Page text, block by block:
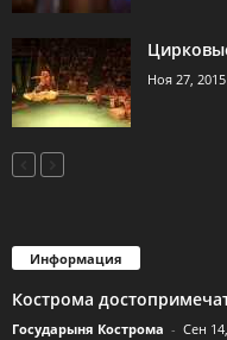
Ноя 27, 2015
Информация
Кострома
Государыня Кострома - Сен